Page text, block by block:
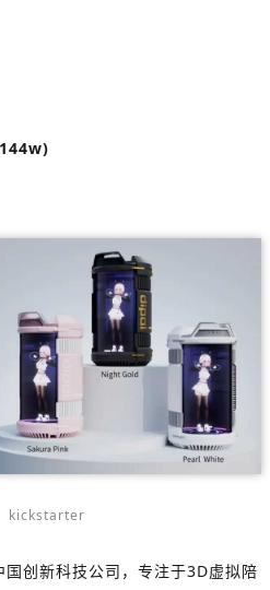
kickstarter
创新科技公司，专注于3D虚拟陪